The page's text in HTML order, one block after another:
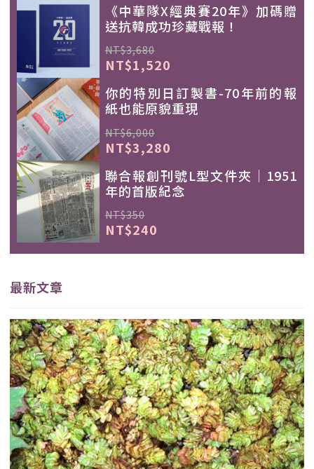
《中華隊X經典賽20年》加碼贈
送抗韓成功珍藏戰報！
NT$3,680
NT$1,520
你的特別日訂製書-70年前的報
紙也能原貌重現
NT$6,000
NT$3,280
聯合報創刊號L型文件夾｜1951
年的首版紀念
NT$350
NT$240
最新文章